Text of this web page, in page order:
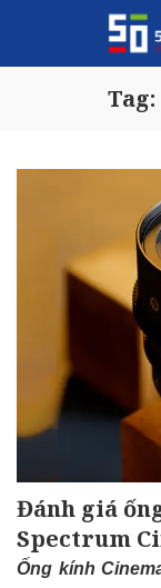
Tag:
Đánh giá
Spectrum
Ống kính